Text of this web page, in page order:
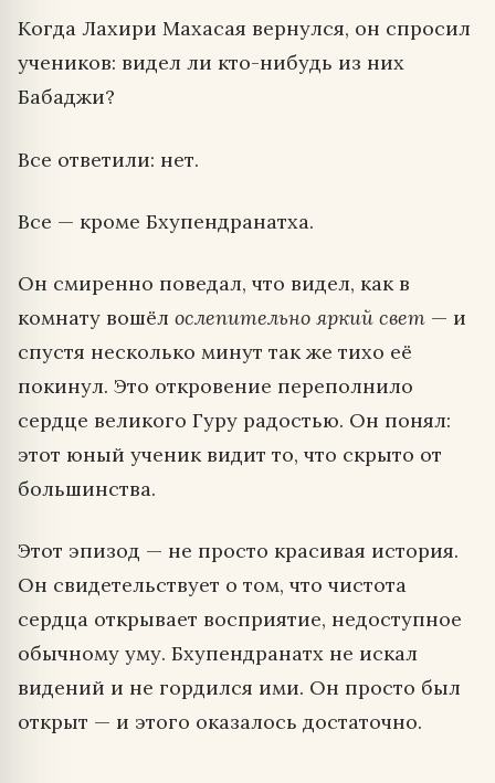
Когда Лахири Махасая вернулся, он спросил
учеников: видел ли кто-нибудь из них
Бабаджи?
Все ответили: нет.
Все — кроме Бхупендранатха.
Он смиренно поведал, что видел, как в
комнату вошёл ослепительно яркий свет — и
спустя несколько минут так же тихо её
покинул. Это откровение переполнило
сердце великого Гуру радостью. Он понял:
этот юный ученик видит то, что скрыто от
большинства.
Этот эпизод — не просто красивая история.
Он свидетельствует о том, что чистота
сердца открывает восприятие, недоступное
обычному уму. Бхупендранатх не искал
видений и не гордился ими. Он просто был
открыт — и этого оказалось достаточно.